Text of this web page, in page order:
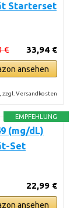
Starterset
33,94 €
€
ansehen
zzgl. Versandkosten
EMPFEHLUNG
(mg/dL)
Set
22,99 €
ansehen